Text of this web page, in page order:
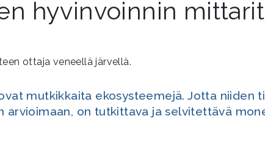
hyvinvoinnin mittarit
mutkikkaita ekosysteemejä. Jotta niiden
arvioimaan, on tutkittava ja selvitettävä